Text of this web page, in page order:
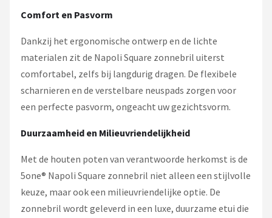
Comfort en Pasvorm
Dankzij het ergonomische ontwerp en de lichte
materialen zit de Napoli Square zonnebril uiterst
comfortabel, zelfs bij langdurig dragen. De flexibele
scharnieren en de verstelbare neuspads zorgen voor
een perfecte pasvorm, ongeacht uw gezichtsvorm.
Duurzaamheid en Milieuvriendelijkheid
Met de houten poten van verantwoorde herkomst is de
5one® Napoli Square zonnebril niet alleen een stijlvolle
keuze, maar ook een milieuvriendelijke optie. De
zonnebril wordt geleverd in een luxe, duurzame etui die